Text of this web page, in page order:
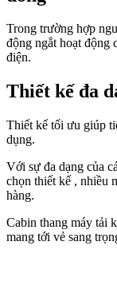
Trong trường hợp
động ngắt hoạt động
điện.
Thiết kế đa
Thiết kế tối ưu giúp
dụng.
Với sự đa dạng của
chọn thiết kế , nhiều
hàng.
Cabin thang máy tải
mang tới vẻ sang